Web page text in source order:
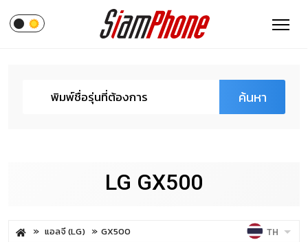
ค้นหา
LG GX500
แอลจี (LG) GX500 TH